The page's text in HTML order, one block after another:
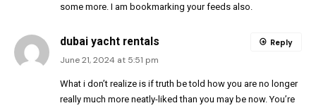
some more. I am bookmarking your feeds also.
dubai yacht rentals
June 21, 2024 at 5:51 pm
What i don’t realize is if truth be told how you are no longer
really much more neatly-liked than you may be now. You’re
Reply